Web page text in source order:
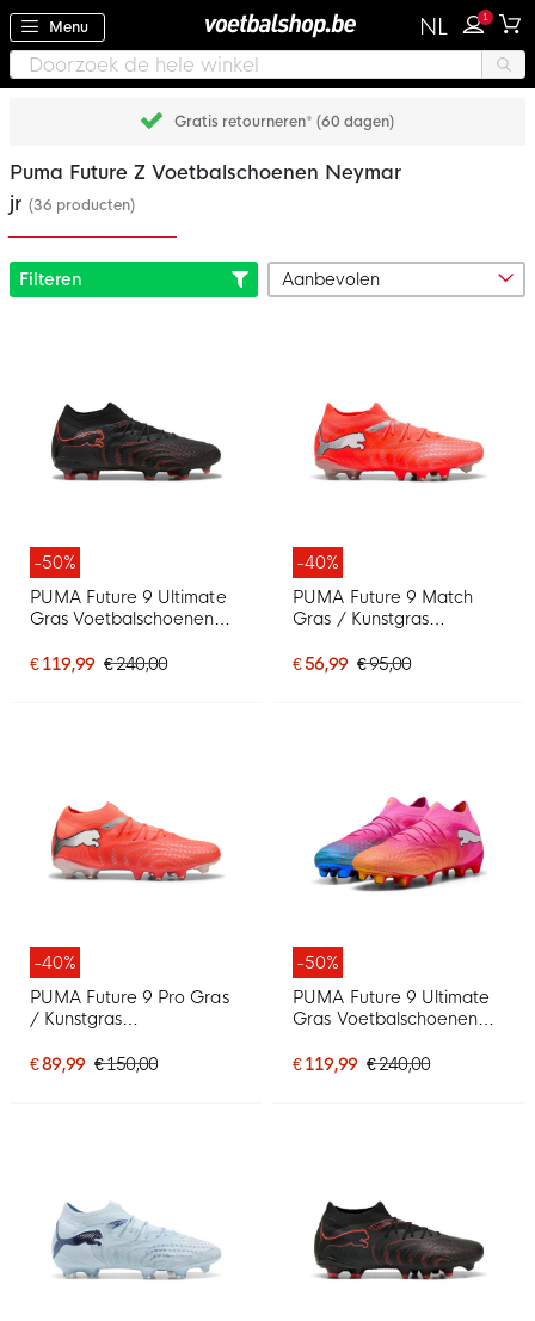
Menu NL 1
Gratis retourneren* (60 dagen)
Puma Future Z Voetbalschoenen Neymar
jr (36 producten)
Filteren
-50%
PUMA Future 9 Ultimate
Gras Voetbalschoenen
€ 119,99 € 240,00
-40%
PUMA Future 9 Match
Gras / Kunstgras
Felrood Zilver Zwart
€ 56,99 € 95,00
-40%
PUMA Future 9 Pro Gras
/ Kunstgras
Felrood Zilver Zwart
€ 89,99 € 150,00
-50%
PUMA Future 9 Ultimate
Gras Voetbalschoenen
€ 119,99 € 240,00